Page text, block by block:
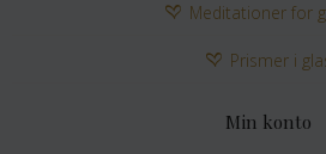
Meditationer for
Prismer i
Min konto